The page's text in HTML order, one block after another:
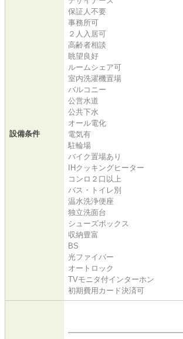
設備条件
保証人不要
事務所可
２人入居可
高齢者相談
眺望良好
ルームシェア可
室内洗濯機置場
バルコニー
公営水道
公共下水
オール電化
電気有
駐輪場
バイク置場あり
IHクッキングヒーター
コンロ２口以上
バス・トイレ別
温水洗浄便座
独立洗面台
シューズボックス
収納豊富
BS
光ファイバー
オートロック
TVモニタ付インターホン
初期費用カード決済可